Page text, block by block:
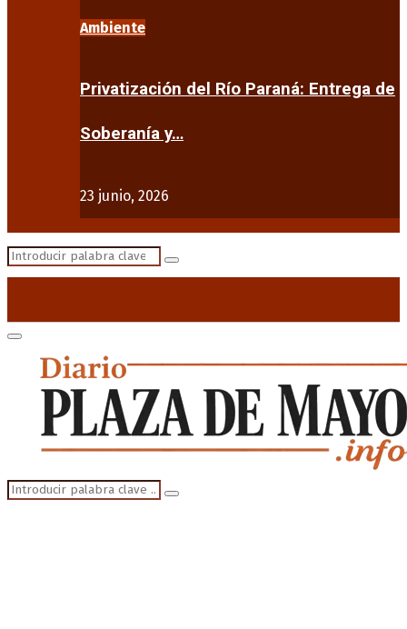
Ambiente
Privatización del Río Paraná: Entrega de
Soberanía y…
23 junio, 2026
Search
Search
Primary
Menu
Search
for:
Search